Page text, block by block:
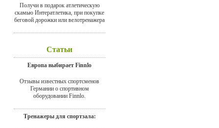
Получи в подарок атлетическую
скамью Интератлетика, при покупке
беговой дорожки или велотренажера
Статьи
Европа выбирает Finnlo
Отзывы известных спортсменов
Германии о спортивном
оборудовании Finnlo.
Тренажеры для спортзала: